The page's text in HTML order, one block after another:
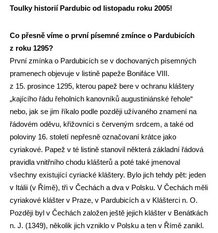
Toulky historií Pardubic od listopadu roku 2005!
Co přesně víme o první písemné zmínce o Pardubicích
z roku 1295?
První zmínka o Pardubicích se v dochovaných písemných
pramenech objevuje v listině papeže Bonifáce VIII.
z 15. prosince 1295, kterou papež bere v ochranu kláštery
„kajícího řádu řeholních kanovníků augustiniánské řehole“
nebo, jak se jim říkalo podle později užívaného znamení na
řádovém oděvu, křižovníci s červeným srdcem, a také od
poloviny 16. století nepřesně označovaní krátce jako
cyriakové. Papež v té listině stanovil některá základní řádová
pravidla vnitřního chodu klášterů a poté také jmenoval
všechny existující cyriacké kláštery. Bylo jich tehdy pět: jeden
v Itálii (v Římě), tři v Čechách a dva v Polsku. V Čechách měli
cyriakové klášter v Praze, v Pardubicích a v Klášterci n. O.
Později byl v Čechách založen ještě jejich klášter v Benátkách
n. J. (1349), několik jich vzniklo v Polsku a ten v Římě zanikl.